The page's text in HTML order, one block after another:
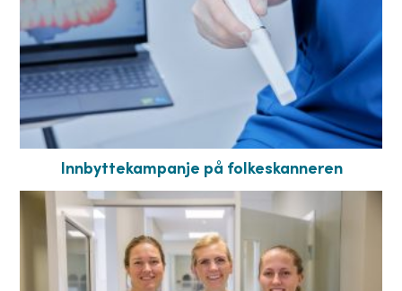
Innbyttekampanje på folkeskanneren